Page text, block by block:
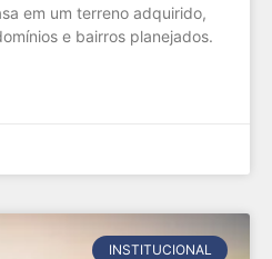
em um terreno adquirido,
e bairros planejados.
INSTITUCIONAL